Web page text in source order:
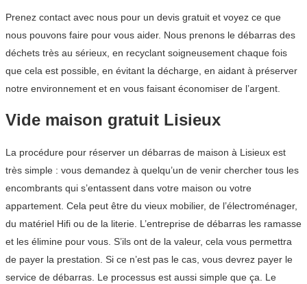
Prenez contact avec nous pour un devis gratuit et voyez ce que
nous pouvons faire pour vous aider. Nous prenons le débarras des
déchets très au sérieux, en recyclant soigneusement chaque fois
que cela est possible, en évitant la décharge, en aidant à préserver
notre environnement et en vous faisant économiser de l’argent.
Vide maison gratuit Lisieux
La procédure pour réserver un débarras de maison à Lisieux est
très simple : vous demandez à quelqu’un de venir chercher tous les
encombrants qui s’entassent dans votre maison ou votre
appartement. Cela peut être du vieux mobilier, de l’électroménager,
du matériel Hifi ou de la literie. L’entreprise de débarras les ramasse
et les élimine pour vous. S’ils ont de la valeur, cela vous permettra
de payer la prestation. Si ce n’est pas le cas, vous devrez payer le
service de débarras. Le processus est aussi simple que ça. Le